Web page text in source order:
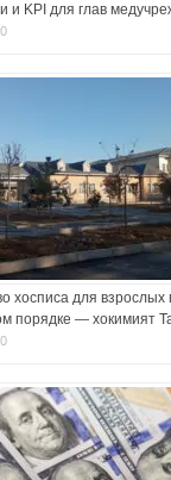
и KPI для глав
хосписа для взрослых
порядке — хокимият